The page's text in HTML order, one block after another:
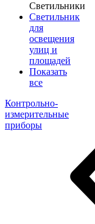
Светильники
Светильник
для
освещения
улиц и
площадей
Показать
все
Контрольно-
измерительные
приборы